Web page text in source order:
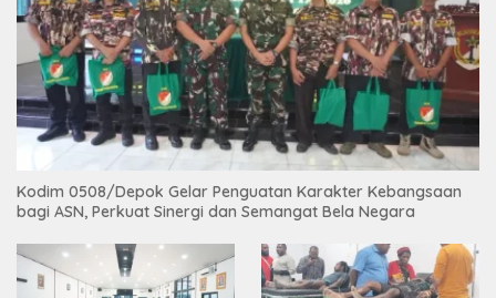
Kodim 0508/Depok Gelar Penguatan Karakter Kebangsaan
bagi ASN, Perkuat Sinergi dan Semangat Bela Negara